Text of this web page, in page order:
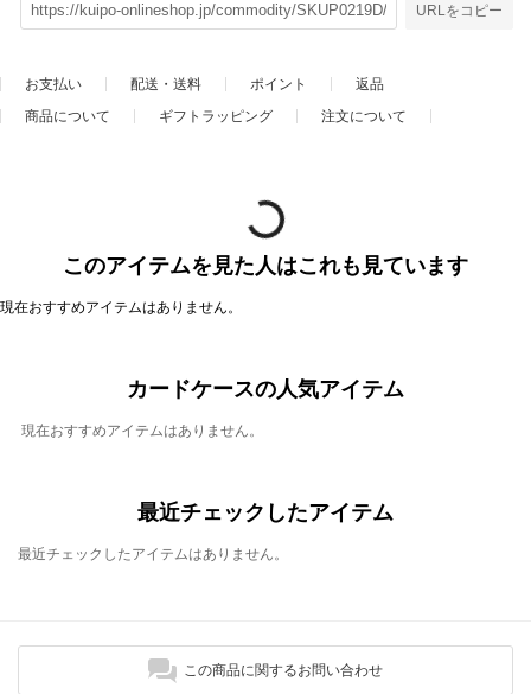
URLをコピー
お支払い 配送・送料 ポイント
返品
商品について
ギフトラッピング 注文について
このアイテムを見た人はこれも見ています
現在おすすめアイテムはありません。
カードケースの人気アイテム
現在おすすめアイテムはありません。
最近チェックしたアイテム
最近チェックしたアイテムはありません。
この商品に関するお問い合わせ